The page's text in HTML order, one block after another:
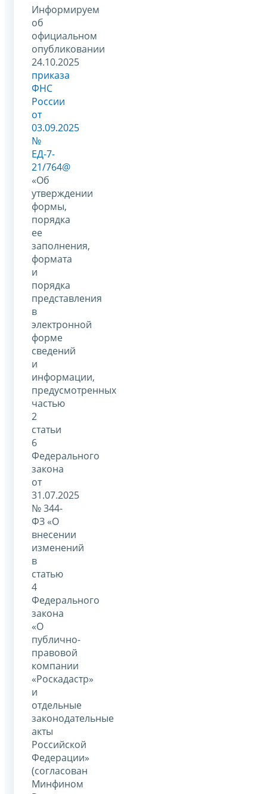
Информируем
об
официальном
опубликовании
24.10.2025
приказа
ФНС
России
от
03.09.2025
№
ЕД-7-
21/764@
«Об
утверждении
формы,
порядка
ее
заполнения,
формата
и
порядка
представления
в
электронной
форме
сведений
и
информации,
предусмотренных
частью
2
статьи
6
Федерального
закона
от
31.07.2025
№ 344-
ФЗ «О
внесении
изменений
в
статью
4
Федерального
закона
«О
публично-
правовой
компании
«Роскадастр»
и
отдельные
законодательные
акты
Российской
Федерации»
(согласован
Минфином